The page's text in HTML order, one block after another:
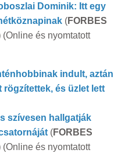
Dominik: Itt egy
ak(FORBES
(Online és nyomtatott
indult, aztán
rögzítettek, és üzlet lett
szívesen hallgatják
(FORBES
(Online és nyomtatott